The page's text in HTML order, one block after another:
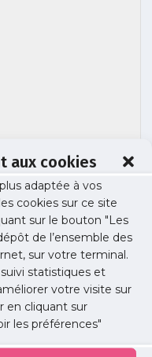
aux cookies
adaptée à vos
cookies sur ce site
sur le bouton "Les
de l’ensemble des
sur votre terminal.
statistiques et
votre visite sur
en cliquant sur
les préférences"
annuaire-